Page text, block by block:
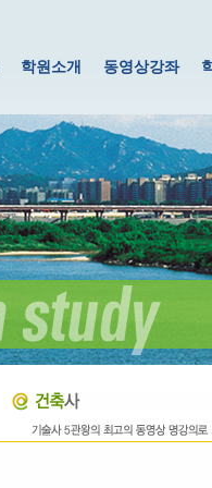
학원소개 동영상강좌